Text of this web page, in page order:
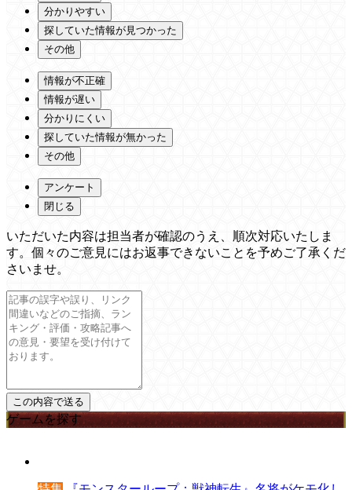
分かりやすい
探していた情報が見つかった
その他
情報が不正確
情報が遅い
分かりにくい
探していた情報が無かった
その他
アンケート
閉じる
いただいた内容は担当者が確認のうえ、順次対応いたしま
す。個々のご意見にはお返事できないことを予めご了承くだ
さいませ。
ゲームを探す